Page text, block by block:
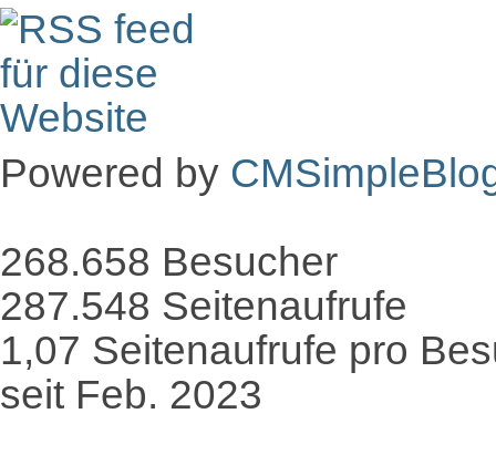
Powered by
268.658 Besucher
287.548 Seitenaufrufe
1,07 Seitenaufrufe pro
seit Feb. 2023